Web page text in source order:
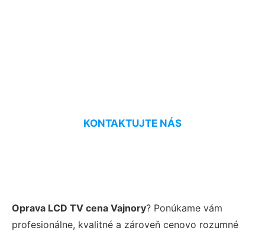
KONTAKTUJTE NÁS
Oprava LCD TV cena Vajnory? Ponúkame vám
profesionálne, kvalitné a zároveň cenovo rozumné